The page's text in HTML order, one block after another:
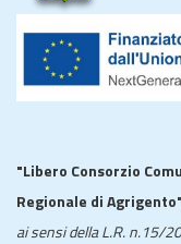
"Libero Consorzio
Regionale di Agrigento"
ai sensi della L.R. n.15/